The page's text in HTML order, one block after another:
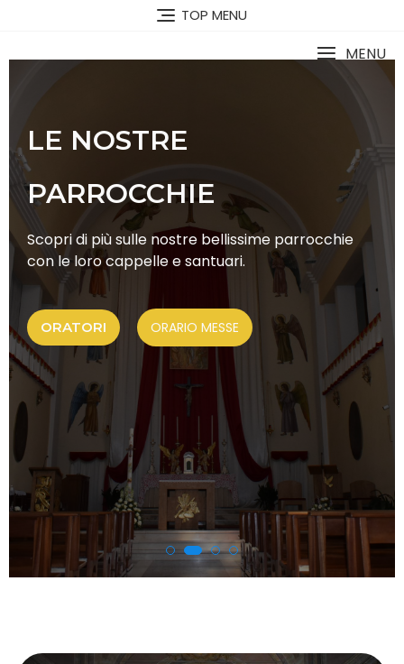
TOP MENU
MENU
LE NOSTRE
PARROCCHIE
Scopri di più sulle nostre bellissime parrocchie
con le loro cappelle e santuari.
ORATORI ORARIO MESSE